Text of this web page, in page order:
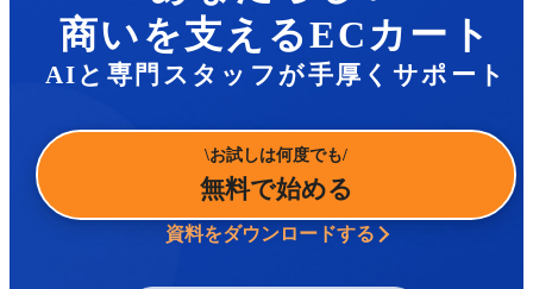
商いを支えるECカート
AIと専門スタッフが手厚くサポート
お試しは何度でも
無料で始める
資料をダウンロードする